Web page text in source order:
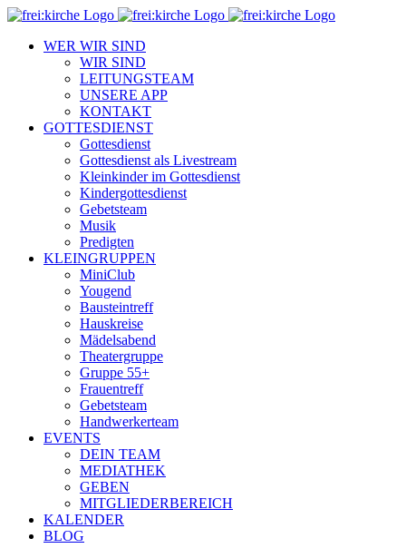
Zum
springenWER WIR SIND
WIR SIND
LEITUNGSTEAM
UNSERE APP
KONTAKT
GOTTESDIENST
Gottesdienst
Gottesdienst als Livestream
Kleinkinder im Gottesdienst
Kindergottesdienst
Gebetsteam
Musik
Predigten
KLEINGRUPPEN
MiniClub
Yougend
Bausteintreff
Hauskreise
Mädelsabend
Theatergruppe
Gruppe 55+
Frauentreff
Gebetsteam
Handwerkerteam
EVENTS
DEIN TEAM
MEDIATHEK
GEBEN
MITGLIEDERBEREICH
KALENDER
BLOG